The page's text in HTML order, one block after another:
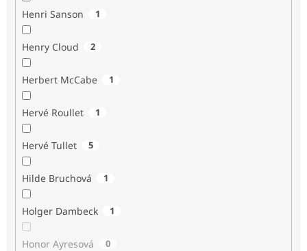
Henri Sanson 1
Henry Cloud 2
Herbert McCabe 1
Hervé Roullet 1
Hervé Tullet 5
Hilde Bruchová 1
Holger Dambeck 1
Honor Ayresová 0